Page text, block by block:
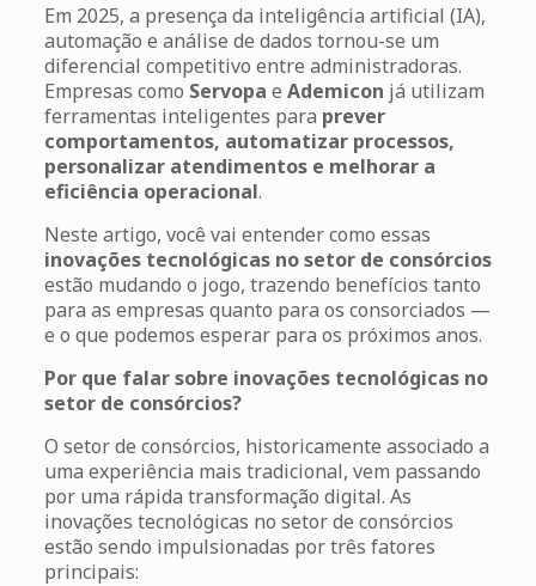
Em 2025, a presença da inteligência artificial (IA),
automação e análise de dados tornou-se um
diferencial competitivo entre administradoras.
Empresas como Servopa e Ademicon já utilizam
ferramentas inteligentes para prever
comportamentos, automatizar processos,
personalizar atendimentos e melhorar a
eficiência operacional.
Neste artigo, você vai entender como essas
inovações tecnológicas no setor de consórcios
estão mudando o jogo, trazendo benefícios tanto
para as empresas quanto para os consorciados —
e o que podemos esperar para os próximos anos.
Por que falar sobre inovações tecnológicas no
setor de consórcios?
O setor de consórcios, historicamente associado a
uma experiência mais tradicional, vem passando
por uma rápida transformação digital. As
inovações tecnológicas no setor de consórcios
estão sendo impulsionadas por três fatores
principais: